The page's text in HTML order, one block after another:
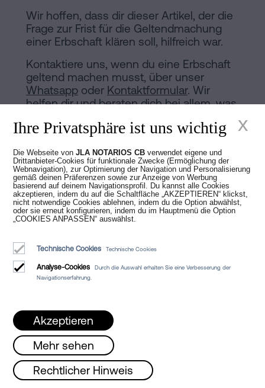
Wir hoffen, dass dir dieser Artikel, der die
Frage zur Frist für die Geltendmachung
einer Erbschaft klären soll, hilfreich war.
Kontaktiere uns, wenn du eine Erbschaft
geltend machen musst, über unser
Whatsapp oder Kontaktformular. Wir
helfen dir und beraten dich bei allem, was
Neue Zeiten im
Notariat
Juan Madridejos Velasco
Luis Alberto Álvarez Moreno
Notare von Barcelona und Online-Notare für ganz Spanien
Mittwoch und Freitag von 08 bis 15
Ihre Privatsphäre ist uns wichtig
Die Webseite vonJLA NOTARIOS CB verwendet eigene und
Drittanbieter-Cookies für funktionale Zwecke (Ermöglichung der
Webnavigation), zur Optimierung der Navigation und Personalisierung
gemäß deinen Präferenzen sowie zur Anzeige von Werbung
basierend auf deinem Navigationsprofil. Du kannst alle Cookies
akzeptieren, indem du auf die Schaltfläche „AKZEPTIEREN“ klickst,
nicht notwendige Cookies ablehnen, indem du die Option abwählst,
oder sie erneut konfigurieren, indem du im Hauptmenü die Option
„COOKIES ANPASSEN“ auswählst.
Technische Cookies Technische Cookies
Analyse-Cookies
Durch die Auswahl erhalten Sie eine Verbesserung der
Navigationserfahrung.
Akzeptieren
Mehr sehen
Rechtlicher Hinweis
x